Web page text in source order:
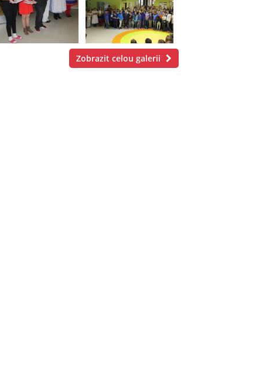
Zobrazit celou galerii